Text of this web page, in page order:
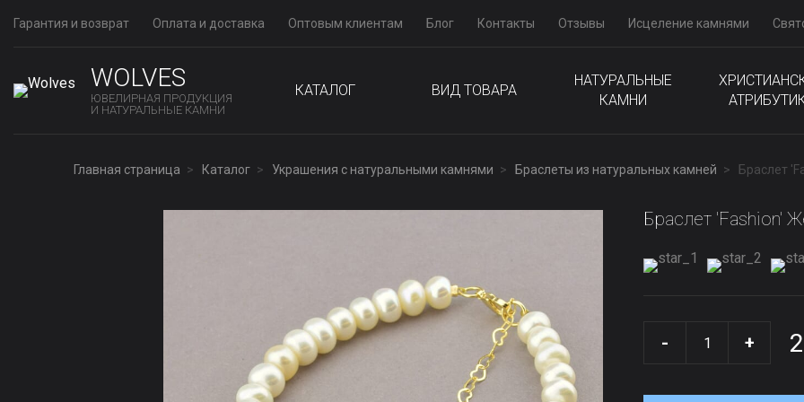
Гарантия и возврат Оплата и доставка Оптовым клиентам Блог Контакты Отзывы Исцеление камнями
WOLVES
ЮВЕЛИРНАЯ ПРОДУКЦИЯ
И НАТУРАЛЬНЫЕ КАМНИ
КАТАЛОГ ВИД ТОВАРА
НАТУРАЛЬНЫЕ
КАМНИ
Главная страница Каталог Украшения с натуральными камнями Браслеты из натуральных камней Браслет
Браслет 'Fashion'
- +